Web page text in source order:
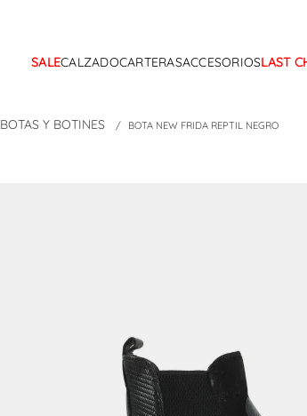
SALECALZADOCARTERASACCESORIOSLAST
BOTAS Y BOTINES BOTA NEW FRIDA REPTIL NEGRO